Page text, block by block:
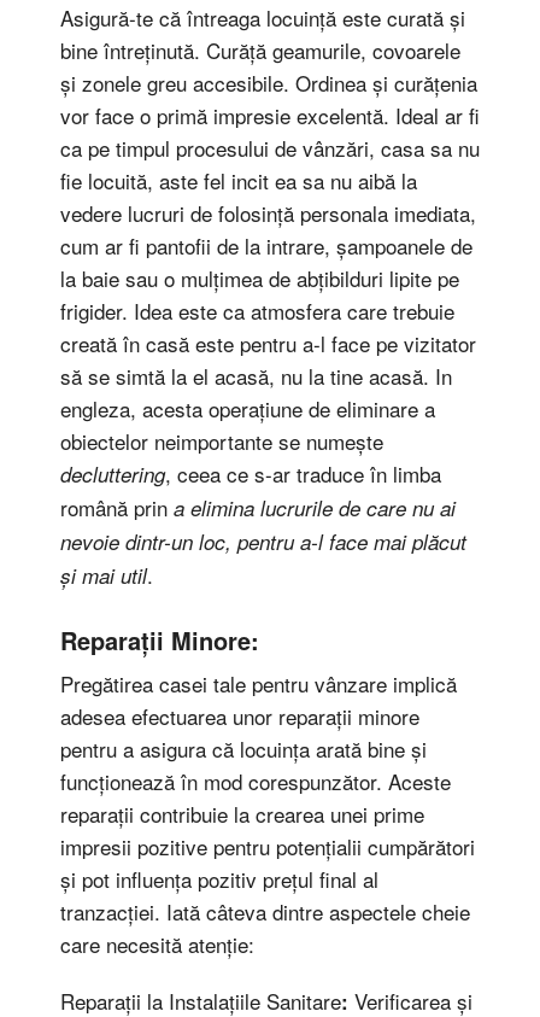
Asigură-te că întreaga locuință este curată și
bine întreținută. Curăță geamurile, covoarele
și zonele greu accesibile. Ordinea și curățenia
vor face o primă impresie excelentă. Ideal ar fi
ca pe timpul procesului de vânzări, casa sa nu
fie locuită, aste fel incit ea sa nu aibă la
vedere lucruri de folosință personala imediata,
cum ar fi pantofii de la intrare, șampoanele de
la baie sau o mulțimea de abțibilduri lipite pe
frigider. Idea este ca atmosfera care trebuie
creată în casă este pentru a-l face pe vizitator
să se simtă la el acasă, nu la tine acasă. In
engleza, acesta operațiune de eliminare a
obiectelor neimportante se numește
decluttering, ceea ce s-ar traduce în limba
română prin a elimina lucrurile de care nu ai
nevoie dintr-un loc, pentru a-l face mai plăcut
și mai util.
Reparații Minore:
Pregătirea casei tale pentru vânzare implică
adesea efectuarea unor reparații minore
pentru a asigura că locuința arată bine și
funcționează în mod corespunzător. Aceste
reparații contribuie la crearea unei prime
impresii pozitive pentru potențialii cumpărători
și pot influența pozitiv prețul final al
tranzacției. Iată câteva dintre aspectele cheie
care necesită atenție:
Reparații la Instalațiile Sanitare: Verificarea și